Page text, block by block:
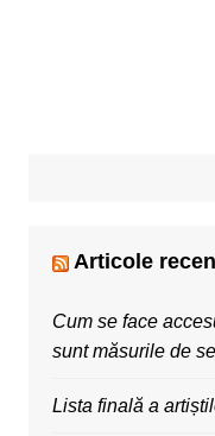
Articole
Cum se face
sunt măsurile de
Lista finală a